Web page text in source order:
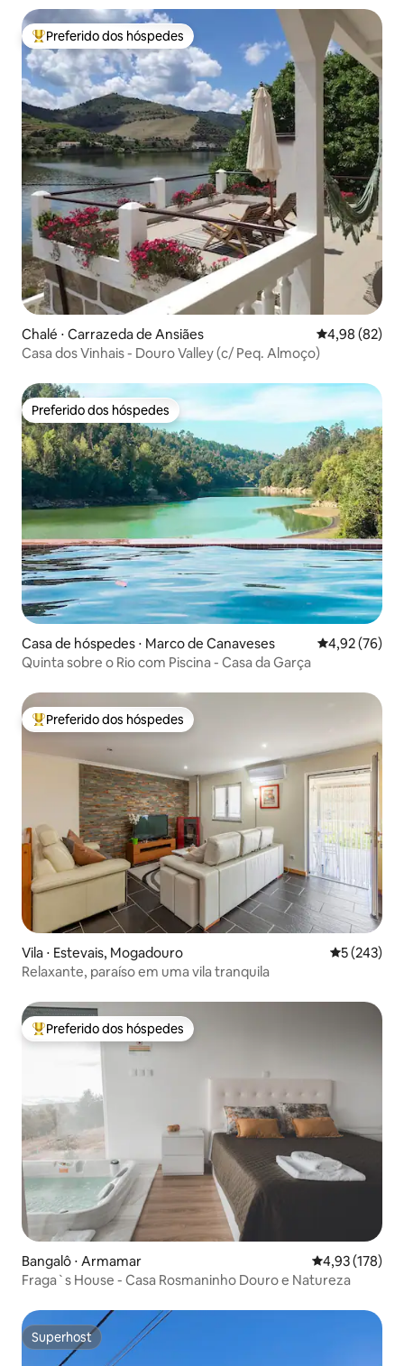
Entre os melhores preferidos dos hóspedes
Preferido dos hóspedes
Chalé ⋅ Carrazeda de Ansiães 4,98 de uma
4,98 (82)
Casa dos Vinhais - Douro Valley (c/ Peq. Almoço)
Preferido dos hóspedes
Preferido dos hóspedes
Casa de hóspedes ⋅ Marco de Canaveses 4,92 de uma
4,92 (76)
Quinta sobre o Rio com Piscina - Casa da Garça
Entre os melhores preferidos dos hóspedes
Preferido dos hóspedes
Vila ⋅ Estevais, Mogadouro 5 de uma
5 (243)
Relaxante, paraíso em uma vila tranquila
Entre os melhores preferidos dos hóspedes
Preferido dos hóspedes
Bangalô ⋅ Armamar 4,93 de uma
4,93 (178)
Fraga`s House - Casa Rosmaninho Douro e Natureza
Superhost
Superhost